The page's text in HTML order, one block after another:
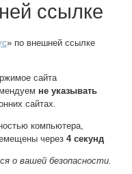
ссылке
» по внешней ссылке
сайта
не указывать
сайтах.
компьютера,
через 4секунд
о вашей безопасности.